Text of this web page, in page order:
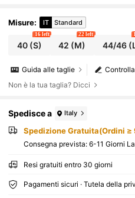
Misure: IT Standard
40(S)
16 left
42 (M)
22 left
44/46
Guida alle taglie
Non è la tua taglia? Dicci
Spedisce a Italy
Spedizione Gratuita(Ordini ≥
Consegna prevista: 6-11 Giorni
Resi gratuiti entro 30 giorni
Pagamenti sicuri · Tutela della